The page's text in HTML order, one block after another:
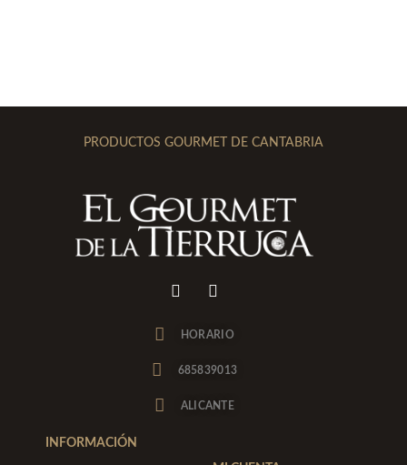
PRODUCTOS GOURMET DE CANTABRIA
I
n
g
r
m
F
a
e
o
o
k
-
HORARIO
685839013
ALICANTE
INFORMACIÓN